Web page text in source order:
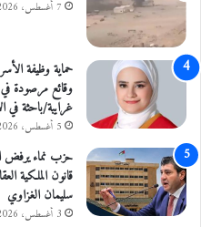
7 أغسطس، 2026
حماية وظيفة
غرايبة/باحثة في
5 أغسطس، 2026
حزب نماء يرفض
قانون الملكية
سليمان الغزاوي
3 أغسطس، 2026